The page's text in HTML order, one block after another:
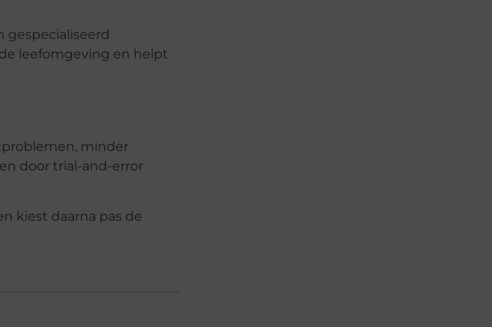
gespecialiseerd
leefomgeving en helpt
minder
door trial-and-error
kiest daarna pas de